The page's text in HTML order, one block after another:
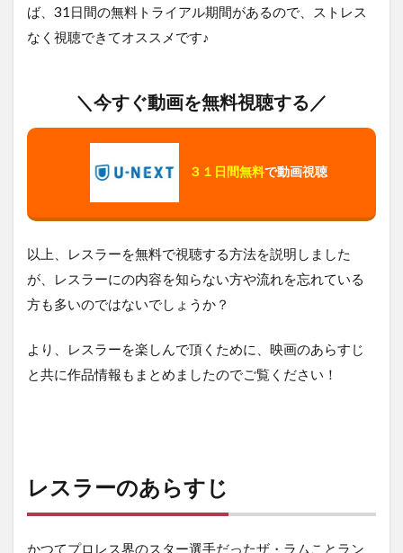
ば、31日間の無料トライアル期間があるので、ストレス
なく視聴できてオススメです♪
＼今すぐ動画を無料視聴する／
３１日間無料で動画視聴
以上、レスラーを無料で視聴する方法を説明しました
が、レスラーにの内容を知らない方や流れを忘れている
方も多いのではないでしょうか？
より、レスラーを楽しんで頂くために、映画のあらすじ
と共に作品情報もまとめましたのでご覧ください！
レスラーのあらすじ
かつてプロレス界のスター選手だったザ・ラムことラン